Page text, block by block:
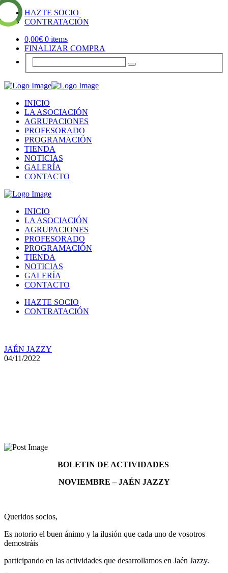
HAZTE SOCIO
CONTRATACIÓN
0,00€ 0 items
FINALIZAR COMPRA
INICIO
LA ASOCIACIÓN
AGRUPACIONES
PROFESORADO
PROGRAMACIÓN
TIENDA
NOTICIAS
GALERÍA
CONTACTO
INICIO
LA ASOCIACIÓN
AGRUPACIONES
PROFESORADO
PROGRAMACIÓN
TIENDA
NOTICIAS
GALERÍA
CONTACTO
HAZTE SOCIO
CONTRATACIÓN
JAÉN JAZZY
04/11/2022
BOLETIN DE ACTIVIDADES
NOVIEMBRE – JAÉN JAZZY
Queridos socios,
Es notorio el buen ánimo y la ilusión que cada uno de vosotros
demostráis
participando en las actividades que desarrollamos en Jaén Jazzy.